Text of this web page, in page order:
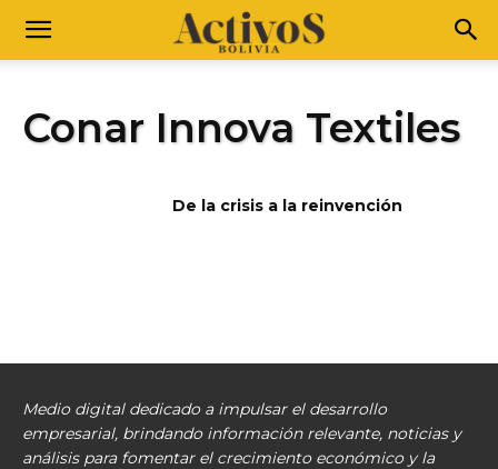
Conar Innova Textiles
De la crisis a la reinvención
Medio digital dedicado a impulsar el desarrollo
empresarial, brindando información relevante, noticias y
análisis para fomentar el crecimiento económico y la